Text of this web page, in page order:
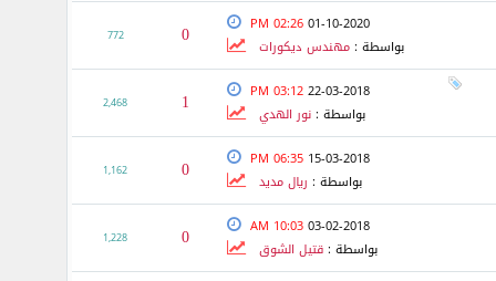
01-10-2020
02:26 PM
بواسطة :مهندس ديكورات 0
772
22-03-2018
03:12 PM
بواسطة :نور الهدي 1
2,468
15-03-2018
06:35 PM
بواسطة : ريال مديد 0
1,162
03-02-2018
10:03 AM
بواسطة :قتيل الشوق 0
1,228